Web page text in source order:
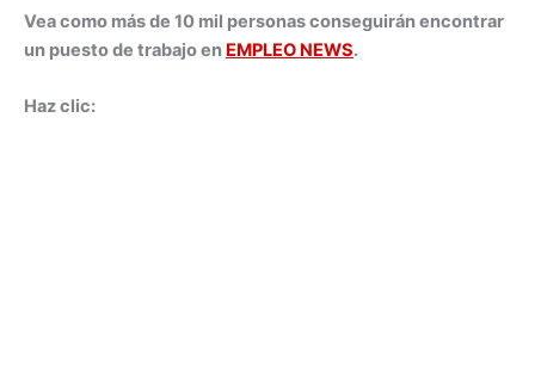
Vea como más de 10 mil personas conseguirán encontrar
un puesto de trabajo en EMPLEO NEWS.
Haz clic: